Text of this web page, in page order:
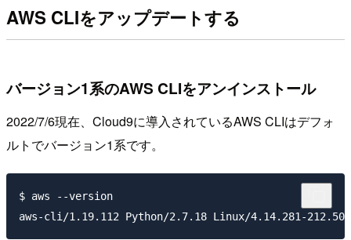
AWS CLIをアップデートする
バージョン1系のAWS CLIをアンインストール
2022/7/6現在、Cloud9に導入されているAWS CLIはデフォ
ルトでバージョン1系です。
$ aws --version